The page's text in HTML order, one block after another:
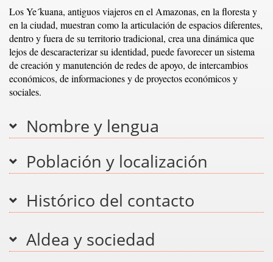
Los Ye´kuana, antiguos viajeros en el Amazonas, en la floresta y
en la ciudad, muestran como la articulación de espacios diferentes,
dentro y fuera de su territorio tradicional, crea una dinámica que
lejos de descaracterizar su identidad, puede favorecer un sistema
de creación y manutención de redes de apoyo, de intercambios
económicos, de informaciones y de proyectos económicos y
sociales.
Nombre y lengua
Población y localización
Histórico del contacto
Aldea y sociedad